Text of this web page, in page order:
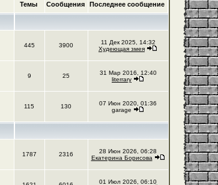
Темы Сообщения Последнее сообщение
445 3900
11 Дек 2025, 14:32
Худеющая змея
9 25
31 Мар 2016, 12:40
literrary
115 130
07 Июн 2020, 01:36
garage
1787 2316
28 Июн 2026, 06:28
Екатерина Борисова
01 Июл 2026, 06:10